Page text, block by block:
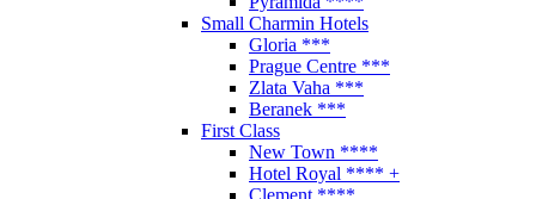
Small Charmin Hotels
Gloria ***
Prague Centre ***
Zlata Vaha ***
Beranek ***
First Class
New Town ****
Hotel Royal **** +
Clement ****